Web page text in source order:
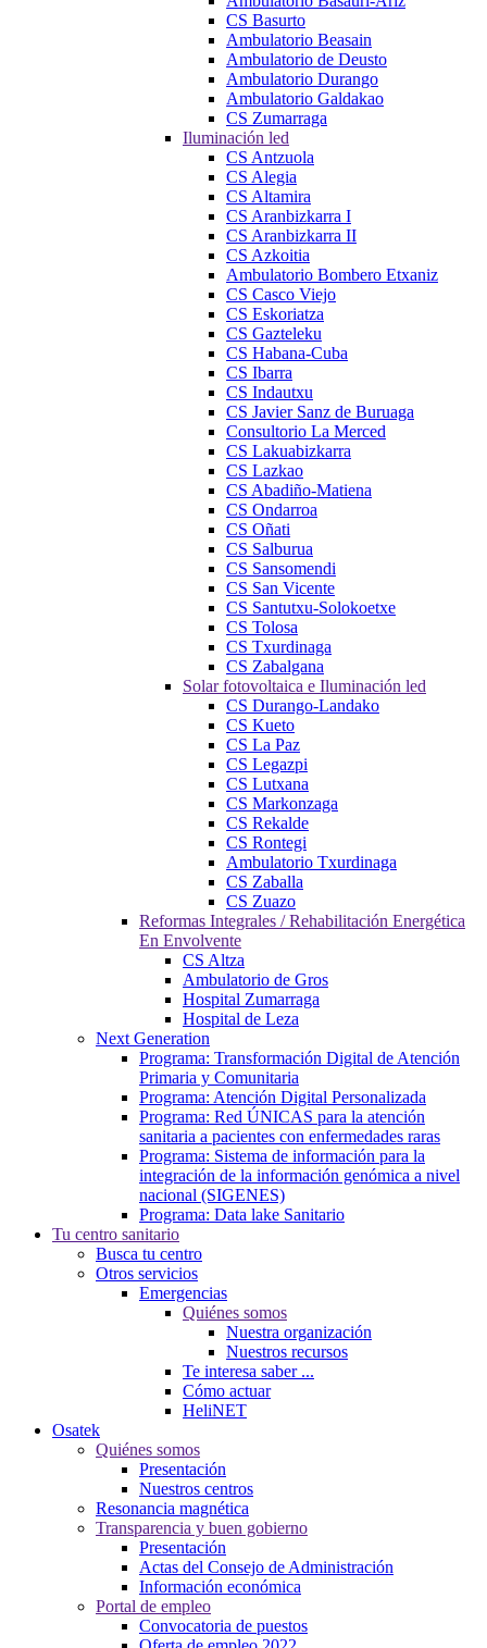
CS Basurto
Ambulatorio Beasain
Ambulatorio de Deusto
Ambulatorio Durango
Ambulatorio Galdakao
CS Zumarraga
Iluminación led
CS Antzuola
CS Alegia
CS Altamira
CS Aranbizkarra I
CS Aranbizkarra II
CS Azkoitia
Ambulatorio Bombero Etxaniz
CS Casco Viejo
CS Eskoriatza
CS Gazteleku
CS Habana-Cuba
CS Ibarra
CS Indautxu
CS Javier Sanz de Buruaga
Consultorio La Merced
CS Lakuabizkarra
CS Lazkao
CS Abadiño-Matiena
CS Ondarroa
CS Oñati
CS Salburua
CS Sansomendi
CS San Vicente
CS Santutxu-Solokoetxe
CS Tolosa
CS Txurdinaga
CS Zabalgana
Solar fotovoltaica e Iluminación led
CS Durango-Landako
CS Kueto
CS La Paz
CS Legazpi
CS Lutxana
CS Markonzaga
CS Rekalde
CS Rontegi
Ambulatorio Txurdinaga
CS Zaballa
CS Zuazo
Reformas Integrales / Rehabilitación Energética
En Envolvente
CS Altza
Ambulatorio de Gros
Hospital Zumarraga
Hospital de Leza
Next Generation
Programa: Transformación Digital de Atención
Primaria y Comunitaria
Programa: Atención Digital Personalizada
Programa: Red ÚNICAS para la atención
sanitaria a pacientes con enfermedades raras
Programa: Sistema de información para la
integración de la información genómica a nivel
nacional (SIGENES)
Programa: Data lake Sanitario
Tu centro sanitario
Busca tu centro
Otros servicios
Emergencias
Quiénes somos
Nuestra organización
Nuestros recursos
Te interesa saber ...
Cómo actuar
HeliNET
Osatek
Quiénes somos
Presentación
Nuestros centros
Resonancia magnética
Transparencia y buen gobierno
Presentación
Actas del Consejo de Administración
Información económica
Portal de empleo
Convocatoria de puestos